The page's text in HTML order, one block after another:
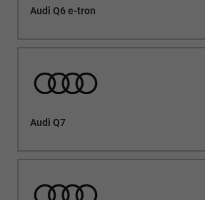
Audi Q6 e-tron
Audi Q7